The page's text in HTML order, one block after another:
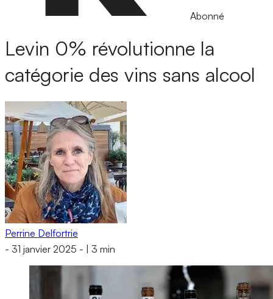
Abonné
Levin 0% révolutionne la
catégorie des vins sans alcool
Perrine Delfortrie
- 31 janvier 2025 - 3 min